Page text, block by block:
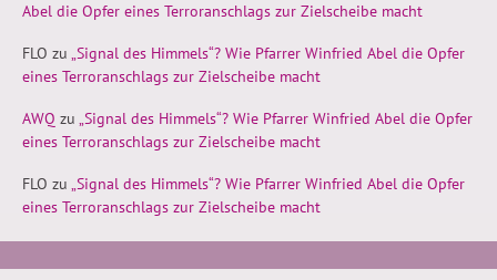
Abel die Opfer eines Terroranschlags zur Zielscheibe macht
FLO zu „Signal des Himmels“? Wie Pfarrer Winfried Abel die Opfer
eines Terroranschlags zur Zielscheibe macht
AWQ zu „Signal des Himmels“? Wie Pfarrer Winfried Abel die Opfer
eines Terroranschlags zur Zielscheibe macht
FLO zu „Signal des Himmels“? Wie Pfarrer Winfried Abel die Opfer
eines Terroranschlags zur Zielscheibe macht